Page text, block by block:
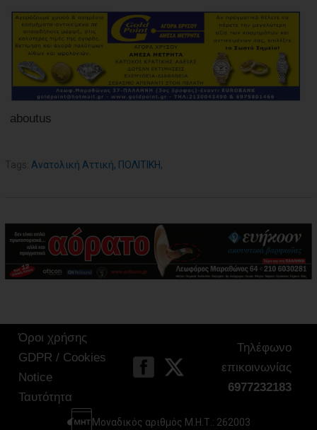
aboutus
Tags: Ανατολική Αττική, ΠΟΛΙΤΙΚΗ,
Όροι χρήσης
GDPR / Cookies
Notice
Ταυτότητα
Τηλέφωνο
επικοινωνίας
6977232183
Μοναδικός αριθμός Μ.Η.Τ.: 262003